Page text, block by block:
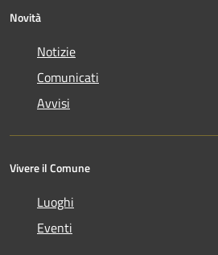
Novità
Notizie
Comunicati
Avvisi
Vivere il Comune
Luoghi
Eventi